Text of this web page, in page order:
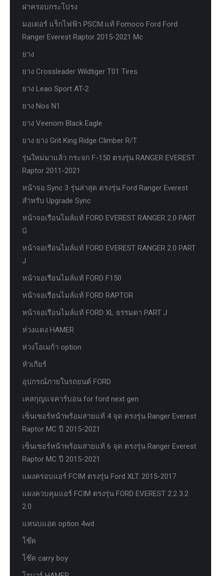
ฝาครอบกระโปรง
มอเตอร์ แร็กไฟฟ้า PSCM.แท้ Fomoco Ford Ford
Ranger Everest Raptor 2015-2021 Mc
ยาง
ยาง Crossleader Wildtiger T01 Tires
ยาง Leao Sport AT-2
ยาง Nos N1
ยาง Veenom Black Eagle
ยาง ยาง Grit King Ridge Climber R/T
รุ่นใหม่มาแล้ว กระจก F-150 ตรงรุ่น RANGER EVEREST
Raptor 2011-2021
หน้าจอ Sync 3 รุ่นล่าสุด ตรงรุ่น Ford Ranger Everest
สำหรับ Upgrade Sync
หน้าจอเรือนไมล์แท้ FORD EVEREST RANGER 2.0 PART
G
หน้าจอเรือนไมล์แท้ FORD EVEREST RANGER 2.0 PART
J
หน้าจอเรือนไมล์แท้ FORD F150
หน้าจอเรือนไมล์แท้ FORD RAPTOR
หน้าจอเรือนไมล์แท้ FORD XL ธรรมดา PART J
ห่วงแดง HAMER
ห่วงโอเมก้า option
หัวเกียร์
อุปกรณ์ภายในรถยนต์ FORD
เคสกุญแจคาร์บอน for ford next gen
เซ็นเซอร์หน้าพร้อมสายแท้ 4 จุด ตรงรุ่น Ranger Everest
Raptor MC ปี 2015-2021
เซ็นเซอร์หน้าพร้อมสายแท้ 6 จุด ตรงรุ่น Ranger Everest
Raptor MC ปี 2015-2021
แผงครอบแอร์ FCIM ตรงรุ่น Ford XLT. 2015-2017
แผงควบคุมแอร์ FCIM ตรงรุ่น FORD EVEREST 2.2 3.2
2.0
แหนบแอด option 4wd
โช๊ค
โช๊ค carry boy